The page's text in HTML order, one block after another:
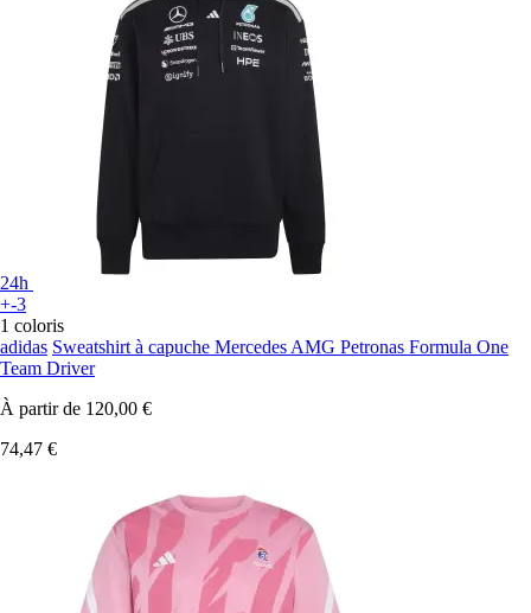
24h
+-3
1 coloris
adidas Sweatshirt à capuche Mercedes AMG Petronas Formula One
Team Driver
À partir de 120,00 €
74,47 €